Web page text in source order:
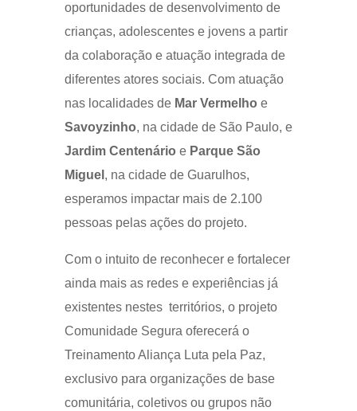
oportunidades de desenvolvimento de
crianças, adolescentes e jovens a partir
da colaboração e atuação integrada de
diferentes atores sociais. Com atuação
nas localidades de Mar Vermelho e
Savoyzinho, na cidade de São Paulo, e
Jardim Centenário e Parque São
Miguel , na cidade de Guarulhos,
esperamos impactar mais de 2.100
pessoas pelas ações do projeto.
Com o intuito de reconhecer e fortalecer
ainda mais as redes e experiências já
existentes nestes territórios, o projeto
Comunidade Segura oferecerá o
Treinamento Aliança Luta pela Paz,
exclusivo para organizações de base
comunitária, coletivos ou grupos não